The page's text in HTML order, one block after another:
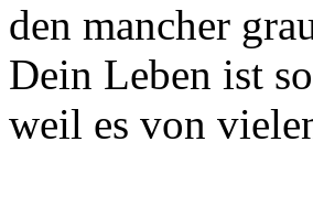
den mancher
Dein Leben ist
weil es von